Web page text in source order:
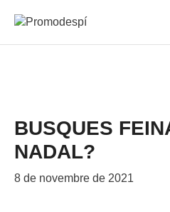
BUSQUES
NADAL?
8 de novembre de 2021